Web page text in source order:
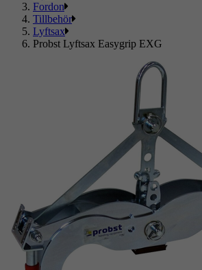
Fordon
Tillbehör
Lyftsax
Probst Lyftsax Easygrip EXG